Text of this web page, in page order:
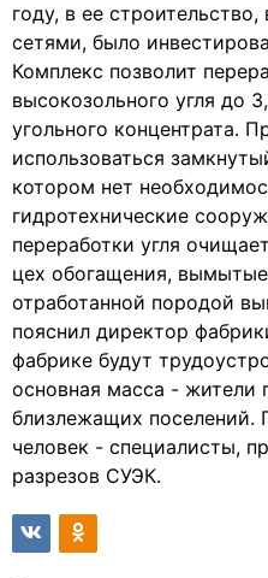
году, в ее
сетями, было
Комплекс позволит
высокозольного угля до
угольного концентрата.
использоваться
котором нет
гидротехнические
переработки угля
цех обогащения,
отработанной породой
пояснил директор
фабрике будут
основная масса - жители
близлежащих поселений.
человек - специалисты,
разрезов СУЭК.